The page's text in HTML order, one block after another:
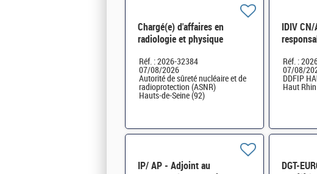
Chargé(e) d'affaires en
radiologie et physique
Réf. : 2026-32384
07/08/2026
Autorité de sûreté nucléaire et de
radioprotection (ASNR)
Hauts-de-Seine (92)
IDIV
H/F
Réf. :
07/08/
DDFIP
Haut
IP/ AP - Adjoint au
DGT-